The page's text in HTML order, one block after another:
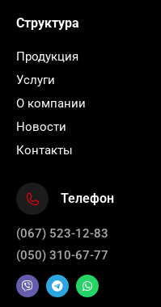
Структура
Продукция
Услуги
О компании
Новости
Контакты
Телефон
(067) 523-12-83
(050) 310-67-77